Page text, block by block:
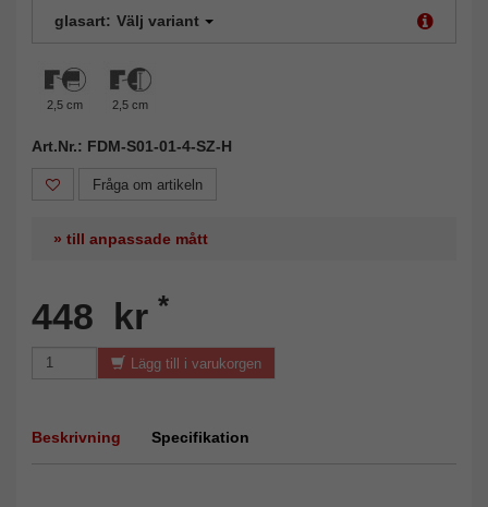
glasart: Välj variant
2,5 cm 2,5 cm
Art.Nr.: FDM-S01-01-4-SZ-H
Fråga om artikeln
» till anpassade mått
448 kr *
Lägg till i varukorgen
Beskrivning Specifikation